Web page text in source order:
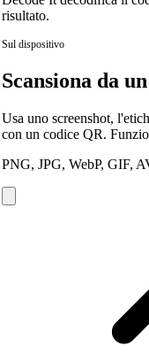
risultato.
Sul dispositivo
Scansiona da
Usa uno screenshot,
con un codice QR.
PNG, JPG, WebP, GIF,